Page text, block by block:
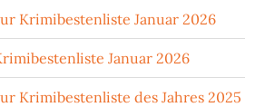
Krimibestenliste Januar 2026
Januar 2026
Krimibestenliste des Jahres 2025